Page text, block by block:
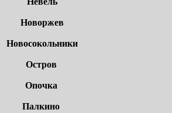
Новоржев
Новосокольники
Остров
Опочка
Палкино